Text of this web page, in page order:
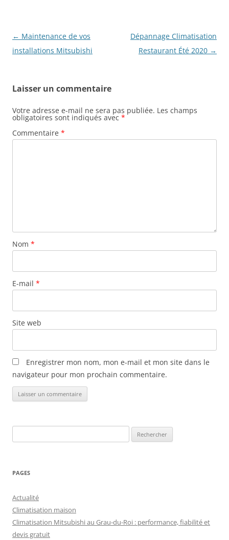
Navigation
des
← Maintenance de vos
installations Mitsubishi
Dépannage Climatisation
Restaurant Été 2020 →
Laisser un commentaire
Votre adresse e-mail ne sera pas publiée. Les champs
obligatoires sont indiqués avec *
Commentaire *
Nom *
E-mail *
Site web
Enregistrer mon nom, mon e-mail et mon site dans le
navigateur pour mon prochain commentaire.
PAGES
Actualité
Climatisation maison
Climatisation Mitsubishi au Grau-du-Roi : performance, fiabilité et
devis gratuit